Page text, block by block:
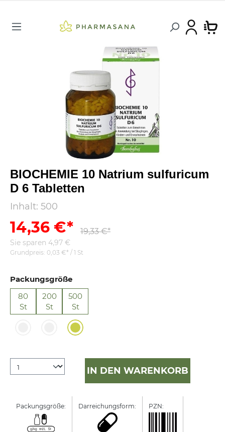
BIOCHEMIE 10 Natrium sulfuricum
D 6 Tabletten
Inhalt: 500
14,36 €* 19,33 €*
Sie sparen 4,97 €
Grundpreis: 0,03 €* / 1 St
Packungsgröße
80
St
200
St
500
St
IN DEN WARENKORB
Packungsgröße: Darreichungsform: PZN: